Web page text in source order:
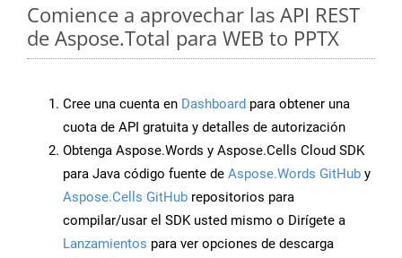
Comience a aprovechar las API REST
de Aspose.Total para WEB to PPTX
Cree una cuenta en Dashboard para obtener una
cuota de API gratuita y detalles de autorización
Obtenga Aspose.Words y Aspose.Cells Cloud SDK
para Java código fuente de Aspose.Words GitHub y
Aspose.Cells GitHub repositorios para
compilar/usar el SDK usted mismo o Dirígete a
Lanzamientos para ver opciones de descarga